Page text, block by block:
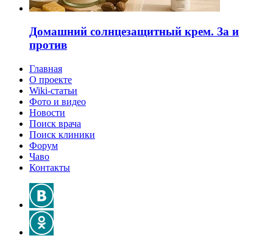
Домашний солнцезащитный крем. За и
против
Главная
О проекте
Wiki-статьи
Фото и видео
Новости
Поиск врача
Поиск клиники
Форум
Чаво
Контакты